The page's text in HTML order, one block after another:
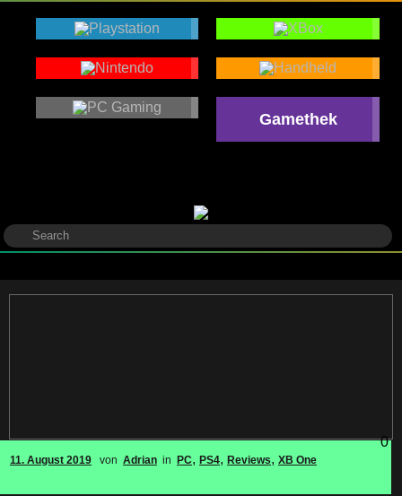
Gamethek
11. August 2019 von Adrian in PC, PS4, Reviews, XB One
0